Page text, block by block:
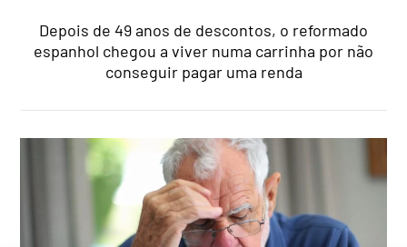
Depois de 49 anos de descontos, o reformado
espanhol chegou a viver numa carrinha por não
conseguir pagar uma renda